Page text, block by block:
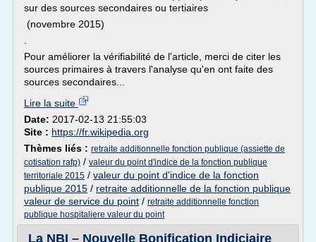
sur des sources secondaires ou tertiaires
(novembre 2015)
Pour améliorer la vérifiabilité de l'article, merci de citer les
sources primaires à travers l'analyse qu'en ont faite des
sources secondaires...
Lire la suite
Date: 2017-02-13 21:55:03
Site : https://fr.wikipedia.org
Thèmes liés : retraite additionnelle fonction publique (assiette de
cotisation rafp) / valeur du point d'indice de la fonction publique
territoriale 2015 / valeur du point d'indice de la fonction
publique 2015 / retraite additionnelle de la fonction publique
valeur de service du point / retraite additionnelle fonction
publique hospitaliere valeur du point
La NBI – Nouvelle Bonification Indiciaire